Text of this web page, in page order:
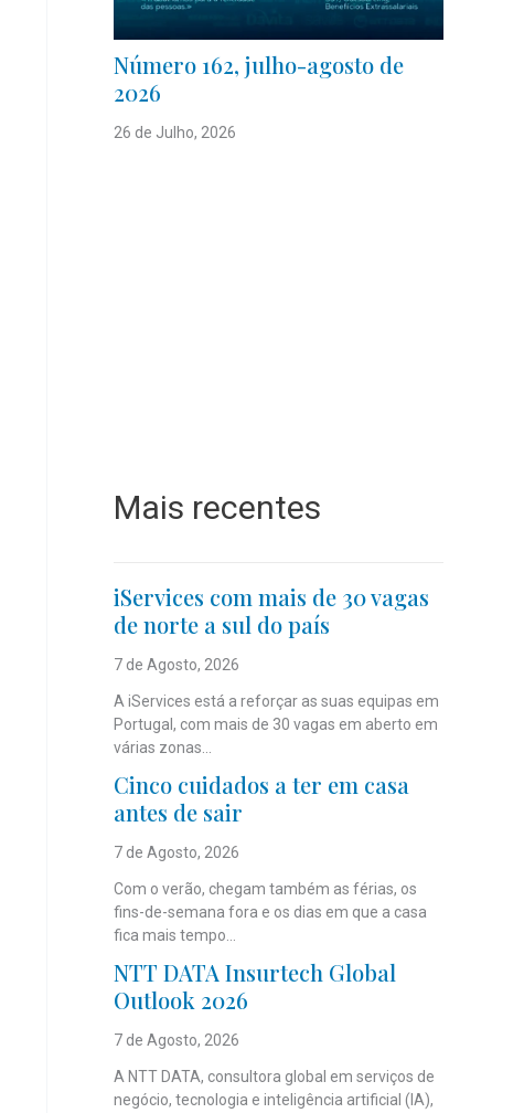
Número 162, julho-agosto de
2026
26 de Julho, 2026
Mais recentes
iServices com mais de 30 vagas
de norte a sul do país
7 de Agosto, 2026
A iServices está a reforçar as suas equipas em
Portugal, com mais de 30 vagas em aberto em
várias zonas...
Cinco cuidados a ter em casa
antes de sair
7 de Agosto, 2026
Com o verão, chegam também as férias, os
fins-de-semana fora e os dias em que a casa
fica mais tempo...
NTT DATA Insurtech Global
Outlook 2026
7 de Agosto, 2026
A NTT DATA, consultora global em serviços de
negócio, tecnologia e inteligência artificial (IA),